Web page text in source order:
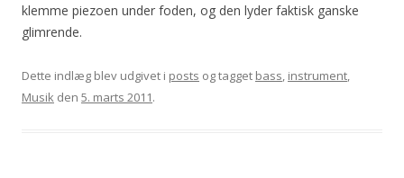
klemme piezoen under foden, og den lyder faktisk ganske
glimrende.
Dette indlæg blev udgivet i posts og tagget bass, instrument,
Musik den 5. marts 2011.